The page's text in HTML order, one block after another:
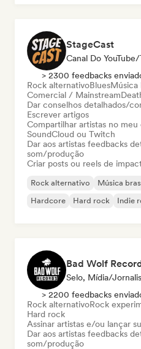
StageCast
> 2300 feedbacks
Rock alternativoBluesMúsica
Comercial / Mainstream
Dar conselhos detalhados/
Escrever artigos
Compartilhar artistas no meu
SoundCloud ou Twitch
Dar aos artistas feedbacks
som/produção
Criar posts ou reels de
Rock alternativo Música
Hardcore
Hard rock Indie
Bad Wolf
Selo, Mídia/
> 2200 feedbacks
Rock alternativoRock
Hard rock
Assinar artistas e/ou lançar
Dar aos artistas feedbacks
som/produção